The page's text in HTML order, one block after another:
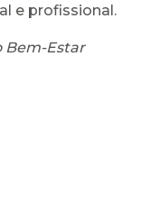
e profissional.
Bem-Estar